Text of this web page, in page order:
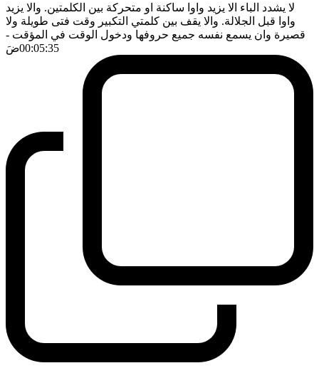
لا يشدد الباء الا يزيد واوا ساكنة او متحركة بين الكلمتين. والا يزيد
واوا قبل الجلالة. والا يقف بين كلمتي التكبير وقت فتى طويلة ولا
قصيرة وان يسمع نفسه جميع حروفها ودخول الوقت في المؤقت -
00:05:35ضَ